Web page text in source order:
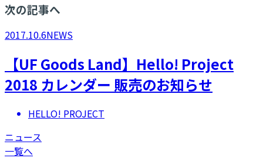
次の記事へ
2017.10.6NEWS
【UF Goods Land】Hello! Project
2018 カレンダー 販売のお知らせ
HELLO! PROJECT
ニュース
一覧へ